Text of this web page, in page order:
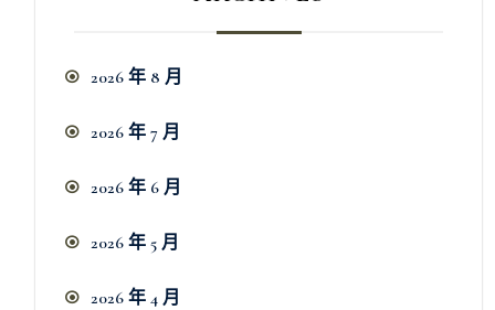
2026 年 8 月
2026 年 7 月
2026 年 6 月
2026 年 5 月
2026 年 4 月